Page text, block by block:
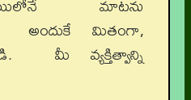
మాటను
అందుకే మితంగా,
మీ వ్యక్తిత్వాన్ని